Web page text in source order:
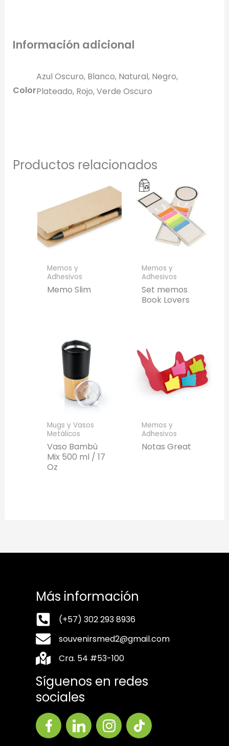
Información adicional
Color
Azul Oscuro, Blanco, Natural, Negro,
Plateado, Rojo, Verde Oscuro
Productos relacionados
Memos y
Adhesivos
Memo Slim
Memos y
Adhesivos
Set memos
Book Lovers
Mugs y Vasos
Metálicos
Vaso Bambú
Mix 500 ml / 17
Oz
Memos y
Adhesivos
Notas Great
Más información
(+57) 302 293 8936
souvenirsmed2@gmail.com
Cra. 54 #53-100
Síguenos en redes
sociales